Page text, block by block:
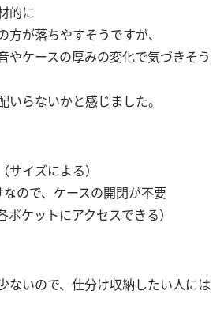
的に
が落ちやすそうですが、
やケースの厚みの変化で気づきそう
らないかと感じました。
サイズによる）
なので、ケースの開閉が不要
ケットにアクセスできる）
ないので、仕分け収納したい人には